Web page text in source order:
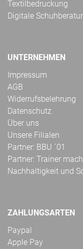
Textilbedruckung
Digitale
UNTERNEHMEN
Impressum
AGB
Widerrufsbelehrung
Datenschutz
Über uns
Unsere Filialen
Partner: BBU ´01
Partner: Trainer
Nachhaltigkeit und
ZAHLUNGSARTEN
Paypal
Apple Pay